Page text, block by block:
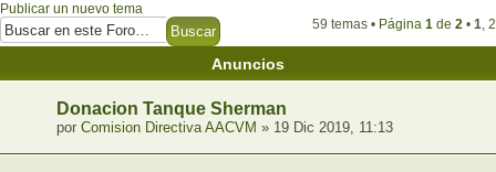
Publicar un nuevo tema
59 temas • Página 1 de 2 • 1, 2
Anuncios
Donacion Tanque Sherman
por Comision Directiva AACVM » 19 Dic 2019, 11:13